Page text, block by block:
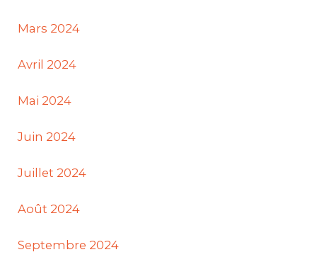
Mars 2024
Avril 2024
Mai 2024
Juin 2024
Juillet 2024
Août 2024
Septembre 2024